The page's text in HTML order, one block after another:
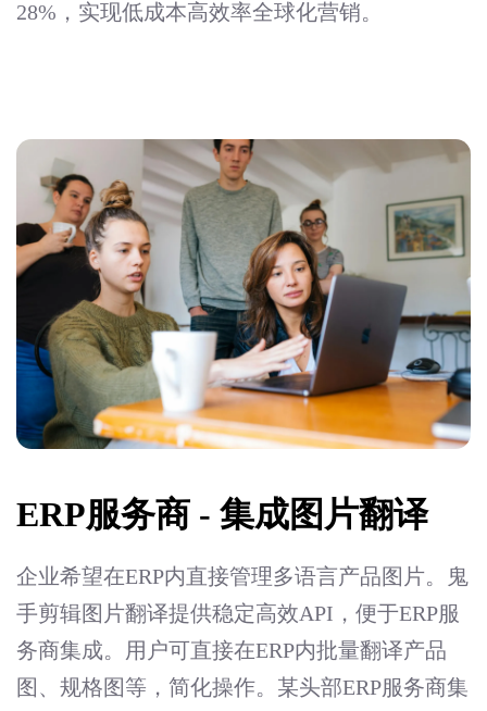
28%，实现低成本高效率全球化营销。
ERP服务商 - 集成图片翻译
企业希望在ERP内直接管理多语言产品图片。鬼
手剪辑图片翻译提供稳定高效API，便于ERP服
务商集成。用户可直接在ERP内批量翻译产品
图、规格图等，简化操作。某头部ERP服务商集